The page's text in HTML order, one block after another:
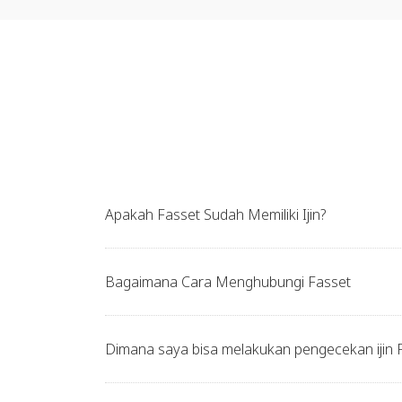
Apakah Fasset Sudah Memiliki Ijin?
Bagaimana Cara Menghubungi Fasset
Dimana saya bisa melakukan pengecekan ijin